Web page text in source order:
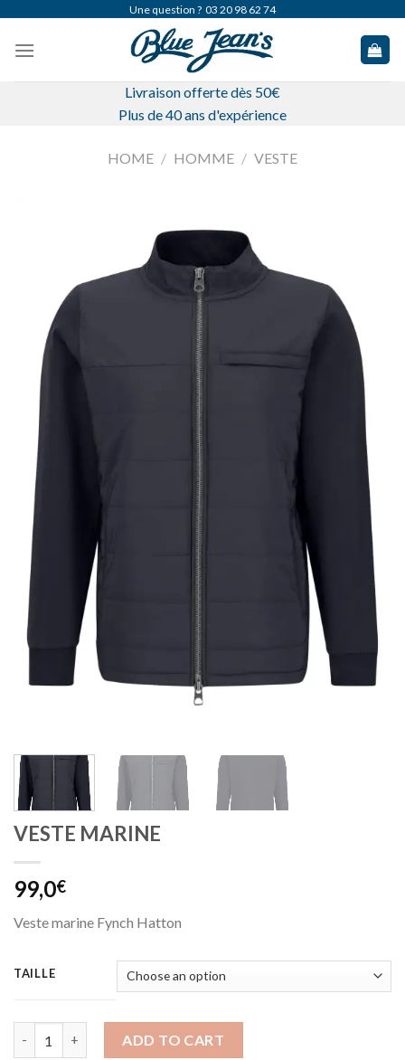
content
Une question ? 03 20 98 62 74
Livraison offerte dès 50€
Plus de 40 ans d'expérience
HOME / HOMME / VESTE
VESTE MARINE
99,0€
Veste marine Fynch Hatton
TAILLE
ADD TO CART